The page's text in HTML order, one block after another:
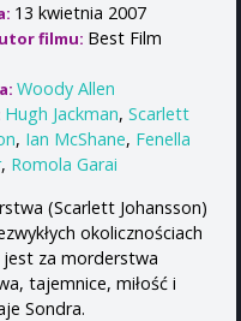
13 kwietnia 2007
filmu: Best Film
Woody Allen
Hugh Jackman, Scarlett
, Ian McShane, Fenella
, Romola Garai
(Scarlett Johansson)
okolicznościach
za morderstwa
tajemnice, miłość i
Sondra.